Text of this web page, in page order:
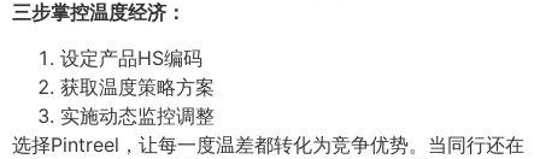
三步掌控温度经济：
设定产品HS编码
获取温度策略方案
实施动态监控调整
选择Pintreel，让每一度温差都转化为竞争优势。当同行还在